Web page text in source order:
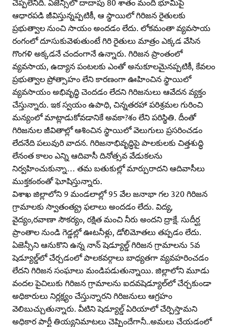
చెప్పలేనిది. ఏజెన్సీలో దాదాపు 80 శాతం మంది భూమిపై
ఆధారపడి జీవిస్తున్నప్పటికీ, ఆ స్థాయిలో గిరిజన రైతులకు
ప్రభుత్వాల నుంచి సాయం అందడం లేదు. లోకమంతా వ్యవసాయ
రంగంలో దూసుకువెళుతుంటే గిరి రైతులు మాత్రం ఎక్కడ వేసిన
గొంగళి అక్కడనే చందంగానే ఉన్నారు. గిరిజన ప్రాంతంలో
వ్యవసాయ, ఉద్యాన పంటలకు ఎంతో అనుకూలమైనప్పటికీ, కేవలం
ప్రభుత్వాల ప్రోత్సాహం లేని కారణంగా ఊహించిన స్థాయిలో
వ్యవసాయం అభివృద్ధి చెందడం లేదని గిరిజనులు ఆవేదన వ్యక్తం
చేస్తున్నారు. ఇక స్వయం ఉపాధి, చిన్నతరహా పరిశ్రమల గురించి
మన్యంలో మాట్లాడుకోవడానికే అవకా?శం లేని పరిస్థితి. దీంతో
గిరిజనుల జీవితాల్లో ఆశించిన స్థాయిలో వెలుగులు ప్రసరించడం
లేదనేది పలువురి వాదన. గిరిజనాభివృద్ధిపై పాలకులకు చిత్తశుద్ధి
లేనంత కాలం ఎన్ని ఆదివాసీ దినోత్సవ వేడుకలను
నిర్వహించుకున్నా… తమ బతుకుల్లో మార్పురాదని ఆదివాసీలు
ముక్తకంఠంతో ఘోషిస్తున్నారు.
విశాఖ జిల్లాలోని 9 మండలాల్లో 95 వేల జనాభా గల 320 గిరిజన
గ్రామాలకు స్వాతంత్య్ర ఫలాలు అందడం లేదు. విద్య,
వైద్యం,రవాణా సౌకర్యం, రక్షిత మంచి నీరు అందని ద్రాక్షే. సుదీర్ఘ
ప్రాంతాల నుండి గెడ్డల్లో ఊటనీళ్లు, డోలిమోతలు తప్పడం లేదు.
ఏజెన్సీని ఆనుకొని ఉన్న నాన్‌ షెడ్యూల్డ్‌ గిరిజన గ్రామాలను 5వ
షెడ్యూల్డ్‌లో చేర్చడంలో పాలకవర్గాలు బాధ్యతగా వ్యవహరించడం
లేదని గిరిజన సంఘాలు మండిపడుతున్నాయి. జిల్లాలోని మూడు
వందల పైచిలుకు గిరిజన గ్రామాలను ఐదవషెడ్యూల్‌లో చేర్చకుండా
అధికారులు నిర్లక్ష్యం చేస్తున్నారని గిరిజనులు ఆగ్రహం
వెలిబుచ్చుతున్నారు. వీటిని షెడ్యూల్డ్‌ ఏరియాలో చేర్పిస్తామని
అధికార పార్టీ తియ్యనిమాటలు చెప్పిందేగానీ..అమలు చేయడంలో